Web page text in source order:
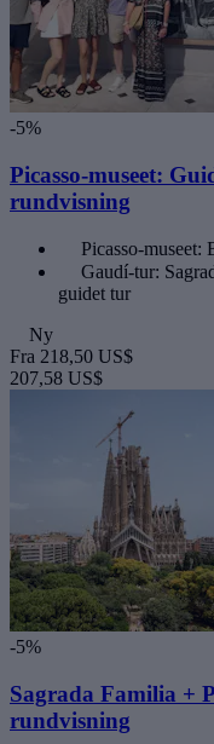
-5%
Picasso-museet:
rundvisning
Picasso-
Gaudí-tur:
guidet tur
Ny
Fra 218,50 US$
207,58 US$
-5%
Sagrada Familia +
rundvisning